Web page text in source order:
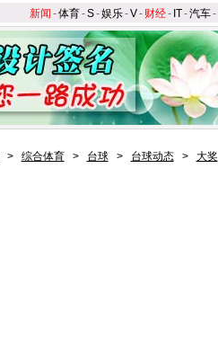
新闻 -体育-S-娱乐-V- 财经- IT-汽车-
> 综合体育 > 台球 > 台球动态 >
大奖